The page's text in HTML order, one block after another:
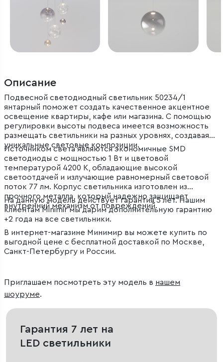
Описание
Подвесной светодиодный светильник 50234/1
янтарный поможет создать качественное акцентное
освещение квартиры, кафе или магазина. С помощью
регулировки высоты подвеса имеется возможность
размещать светильники на разных уровнях, создавая
уникальные световые композиции.
Источником света являются экономичные SMD
светодиоды с мощностью 1 Вт и цветовой
температурой 4200 К, обладающие высокой
светоотдачей и излучающие равномерный световой
поток 77 лм. Корпус светильника изготовлен из
прочного металла, который надежно защищает
внутренний механизм от повреждений.
На данную модель действует гарантия 5 лет. Нашим
клиентам Minimir мы дарим дополнительную гарантию
+2 года на все светильники.
В интернет-магазине Минимир вы можете купить по
выгодной цене с бесплатной доставкой по Москве,
Санкт-Петербургу и России.
Приглашаем посмотреть эту модель в нашем
шоуруме.
Гарантия 7 лет на
LED светильники